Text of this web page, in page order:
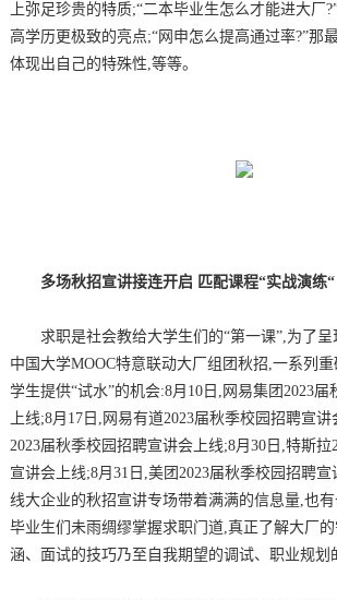
上弥足珍贵的特质;“二本毕业生怎么才能进大厂
高学历更极致的亮点;“网申怎么提高通过率?”那
体现出自己的特殊性,等等。
多场秋招宣讲接连开启 匹配课程“实战演练“
求职是社会教给大学生们的“第一课”,为了呈
中国大学MOOC特意联动大厂组团秋招,一系列
学生提供“试水”的机会:8月10日,网易集团2023
上线;8月17日,网易有道2023届秋季校园招聘宣
2023届秋季校园招聘宣讲会上线;8月30日,特斯拉
宣讲会上线;8月31日,美团2023届秋季校园招聘
线大企业的秋招宣讲专场带着满满的信息量,也
毕业生们未雨绸缪掌握求职门道,真正了解大厂
涵、面试的技巧乃至自我期望的调试、职业规划